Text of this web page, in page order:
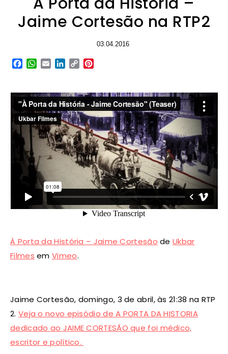
Jaime Cortesão na RTP2
03.04.2016
Facebook
WhatsApp
EmailLinkedIn
Copy
À Porta da História – Jaime Cortesão deUkbar
Filmes emVimeo.
Jaime Cortesão, domingo, 3 de abril, às 21:38 na RTP
2. Veja o novo episódio de A PORTA DA HISTORIA
dedicado ao JAIME CORTESÃO que foi médico,
escritor e político.